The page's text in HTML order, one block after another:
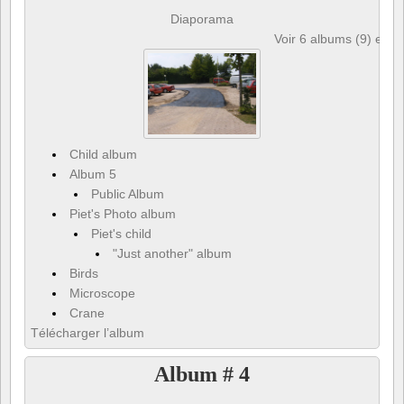
Diaporama
Voir 6 albums (9) et 6
Child album
Album 5
Public Album
Piet's Photo album
Piet's child
"Just another" album
Birds
Microscope
Crane
Télécharger l’album
Album # 4